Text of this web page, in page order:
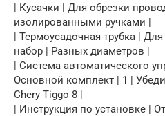
| Кусачки | Для обрезки
изолированными ручками |
| Термоусадочная трубка |
набор | Разных диаметров |
| Система автоматического
Основной комплект | 1 |
Chery Tiggo 8 |
| Инструкция по установке |